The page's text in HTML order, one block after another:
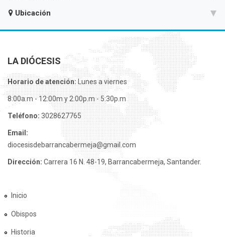
Ubicación
LA DIÓCESIS
Horario de atención:Lunes a viernes
8:00a.m - 12:00m y 2:00p.m - 5:30p.m
Teléfono: 3028627765
Email:
diocesisdebarrancabermeja@gmail.com
Dirección: Carrera 16 N. 48-19, Barrancabermeja, Santander.
Inicio
Obispos
Historia